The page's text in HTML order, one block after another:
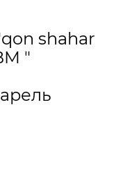
shahar
"